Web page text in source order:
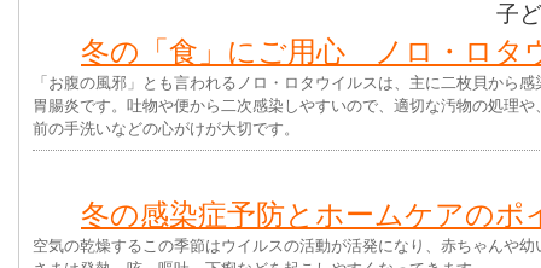
子
冬の「食」にご用心 ノロ・ロタ
「お腹の風邪」とも言われるノロ・ロタウイルスは、主に二枚貝から感
胃腸炎です。吐物や便から二次感染しやすいので、適切な汚物の処理や
前の手洗いなどの心がけが大切です。
冬の感染症予防とホームケアのポ
空気の乾燥するこの季節はウイルスの活動が活発になり、赤ちゃんや幼